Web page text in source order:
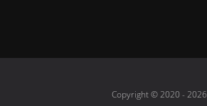
Copyright © 2020 - 2026